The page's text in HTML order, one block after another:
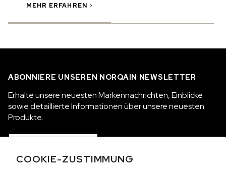
COOKIE-ZUSTIMMUNG
MEHR ERFAHREN
ABONNIERE UNSEREN NORQAIN NEWSLETTER
Erhalte unsere neuesten Markennachrichten, Einblicke
sowie detaillierte Informationen über unsere neuesten
Produkte.